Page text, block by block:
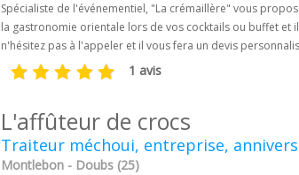
Spécialiste de l'événementiel, "La crémaillère" vous
la gastronomie orientale lors de vos cocktails ou buffet et
n'hésitez pas à l'appeler et il vous fera un devis
1 avis
L'affûteur de crocs
Traiteur méchoui, entreprise,
Montlebon - Doubs (25)